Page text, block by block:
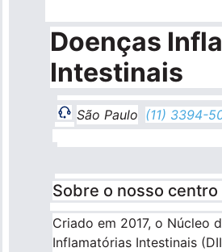
Pronto Atendimento
Agendamentos
Nossas Unidades
International Patient
Doenças
Intestinais
São Paulo (11) 3394-
Sobre o nosso centro
Criado em 2017, o Núcleo
Inflamatórias Intestinais